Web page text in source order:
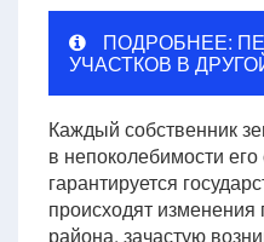
ПОДРОБНЕЕ:
УЧАСТКОВ В
Каждый собственник
в непоколебимости его
гарантируется
происходят изменения
района, зачастую